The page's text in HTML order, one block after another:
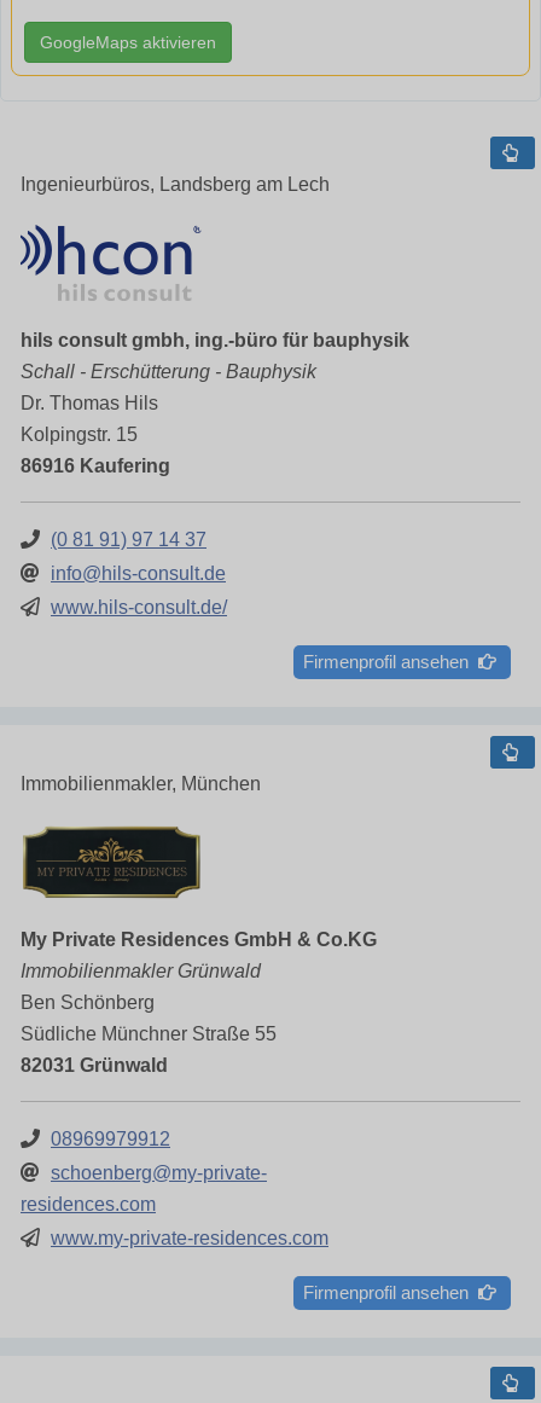
GoogleMaps aktivieren
Ingenieurbüros, Landsberg am Lech
hils consult gmbh, ing.-büro für bauphysik
Schall - Erschütterung - Bauphysik
Dr. Thomas Hils
Kolpingstr. 15
86916 Kaufering
(0 81 91) 97 14 37
info@hils-consult.de
www.hils-consult.de/
Firmenprofil ansehen
Immobilienmakler, München
My Private Residences GmbH & Co.KG
Immobilienmakler Grünwald
Ben Schönberg
Südliche Münchner Straße 55
82031 Grünwald
08969979912
schoenberg@my-private-
residences.com
www.my-private-residences.com
Firmenprofil ansehen